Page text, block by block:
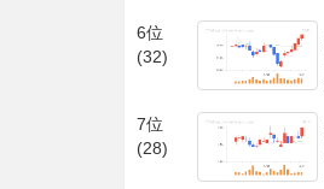
6位
(32)
7位
(28)